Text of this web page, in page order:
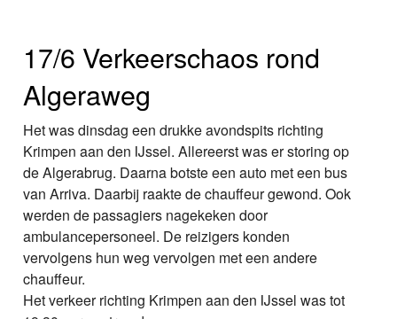
17/6 Verkeerschaos rond
Algeraweg
Het was dinsdag een drukke avondspits richting
Krimpen aan den IJssel. Allereerst was er storing op
de Algerabrug. Daarna botste een auto met een bus
van Arriva. Daarbij raakte de chauffeur gewond. Ook
werden de passagiers nagekeken door
ambulancepersoneel. De reizigers konden
vervolgens hun weg vervolgen met een andere
chauffeur.
Het verkeer richting Krimpen aan den IJssel was tot